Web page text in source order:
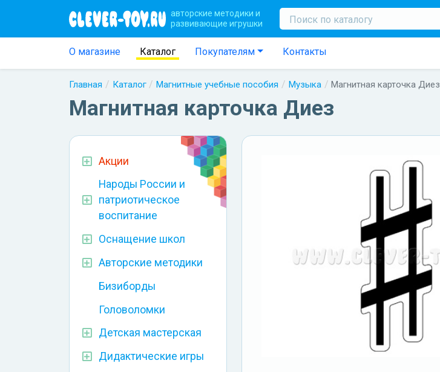
авторские методики и
развивающие игрушки
О магазине Каталог Покупателям Контакты
Главная Каталог Магнитные учебные пособия Музыка Магнитная карточка Диез
Магнитная карточка Диез
Акции
Народы России и
патриотическое
воспитание
Оснащение школ
Авторские методики
Бизиборды
Головоломки
Детская мастерская
Дидактические игры